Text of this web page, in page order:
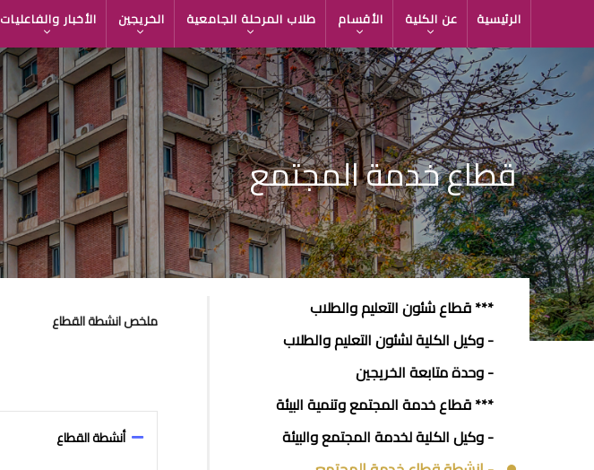
NAVIGATION
الرئيسية عن الكلية الأقسام طلاب المرحلة الجامعية الخريجين الأخبار والفاعليات
قطاع خدمة المجتمع
ملخص انشطة القطاع
أنشطة القطاع
SECTORS
MENU
*** قطاع شئون التعليم والطلاب
- وكيل الكلية لشئون التعليم والطلاب
- وحدة متابعة الخريجين
*** قطاع خدمة المجتمع وتنمية البيئة
- وكيل الكلية لخدمة المجتمع والبيئة